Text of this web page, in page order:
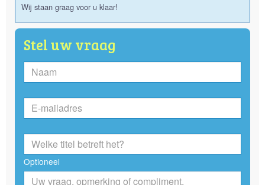
Wij staan graag voor u klaar!
Stel uw vraag
Optioneel